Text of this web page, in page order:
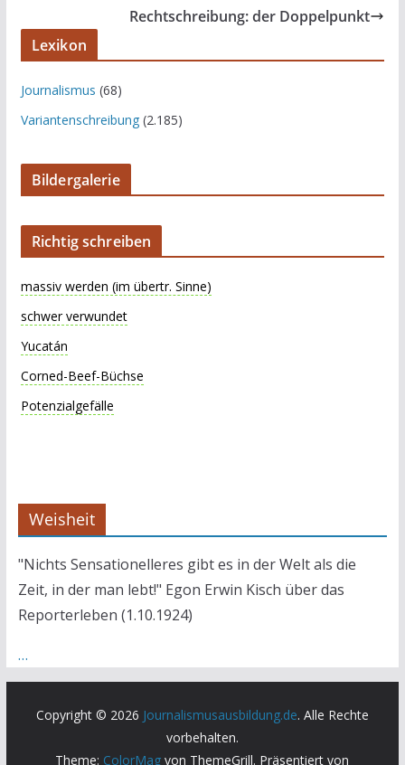
Rechtschreibung: der Doppelpunkt
Lexikon
Journalismus (68)
Variantenschreibung(2.185)
Bildergalerie
Richtig schreiben
massiv werden (im übertr. Sinne)
schwer verwundet
Yucatán
Corned-Beef-Büchse
Potenzialgefälle
Weisheit
"Nichts Sensationelleres gibt es in der Welt als die
Zeit, in der man lebt!" Egon Erwin Kisch über das
Reporterleben (1.10.1924)
…
Copyright © 2026 Journalismusausbildung.de. Alle Rechte
vorbehalten.
Theme: ColorMag von ThemeGrill. Präsentiert von